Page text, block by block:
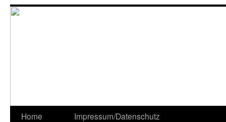
Home Impressum/Datenschutz